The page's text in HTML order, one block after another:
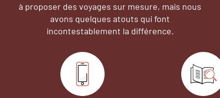
à proposer des voyages sur mesure, mais nous
avons quelques atouts qui font
incontestablement la différence.